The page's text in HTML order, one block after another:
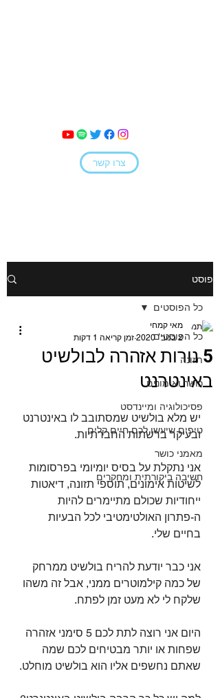
צרו קשר
פוסט
כל הפוסטים
תזונה
כושר ואימונים
פסיכולוגיה ומיינדסט
טיפים שיעשו לכם חיים קלים
מאמני כושר
חשיבה ביקורתית ומחקרים
כל הפוסטים
5 נורות אזהרה לבולשיט
באינטרנט
מאי קמחי
2 בנוב׳ 2020
זמן קריאה 1 דקות
יש מלא בולשיט שמסתובב לו באינטרנט
ובעיקר ברשתות החברתיות.⁣
אני נתקלת על בסיס יומיומי בפרסומות
לשיטות אימונים, תוספי תזונה, דיאטות
ייחודיות שכולם מתיימרים להיות
ה-פתרון האולטימטיבי לכל הבעיות
בחיים שלי.⁣
אני כבר יודעת להריח בולשיט ממרחק
של כמה קילמוטרים ממני, אבל זה משהו
שלקח לי לא מעט זמן לפתח.⁣
היום אני רוצה לתת לכם 5 סימני אזהרה
שפחות או יותר מבטיחים לכם שמה
שאתם נחשפים אליו הוא בולשיט מוחלט.⁣